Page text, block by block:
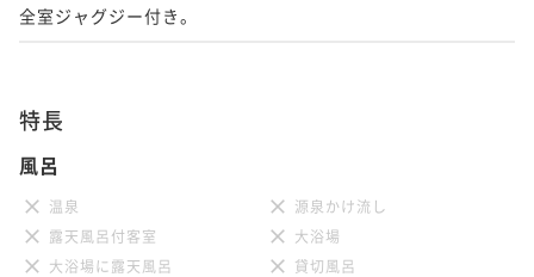
全室ジャグジー付き。
特長
風呂
温泉
源泉かけ流し
露天風呂付客室
大浴場
大浴場に露天風呂
貸切風呂